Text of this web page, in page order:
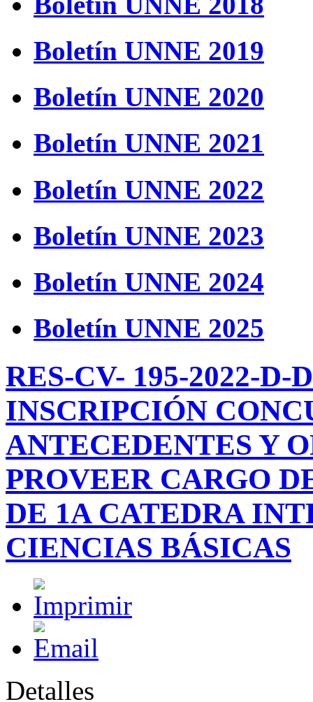
Boletín UNNE 2019
Boletín UNNE 2020
Boletín UNNE 2021
Boletín UNNE 2022
Boletín UNNE 2023
Boletín UNNE 2024
Boletín UNNE 2025
RES-CV- 195-2022-
INSCRIPCIÓN
ANTECEDENTES Y
PROVEER CARGO
DE 1A CATEDRA
CIENCIAS BÁSICAS
Detalles